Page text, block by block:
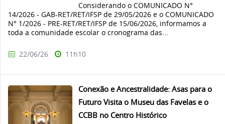
Considerando o COMUNICADO N°
14/2026 - GAB-RET/RET/IFSP de 29/05/2026 e o COMUNICADO
N° 1/2026 - PRE-RET/RET/IFSP de 15/06/2026, informamos a
toda a comunidade escolar o cronograma das...
22/06/26 11h10
Conexão e Ancestralidade: Asas para o
Futuro Visita o Museu das Favelas e o
CCBB no Centro Histórico